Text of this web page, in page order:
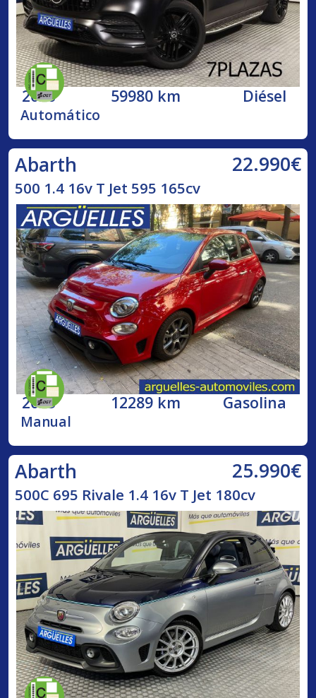
2020 59980 km Diésel
Automático
Abarth 22.990€
500 1.4 16v T Jet 595 165cv
2023 12289 km Gasolina
Manual
Abarth 25.990€
500C 695 Rivale 1.4 16v T Jet 180cv